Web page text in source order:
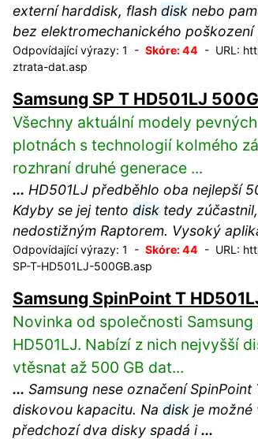
externí harddisk, flash disknebo
bez elektromechanického
Odpovídající výrazy: 1 - Skóre: 44 - URL:
ztrata-dat.asp
Samsung SP T HD501LJ
Všechny aktuální modely pevných
plotnách s technologií kolmého
rozhraní druhé generace ...
... HD501LJ předběhlo oba nejlepší
Kdyby se jej tento disktedy
nedostižným Raptorem. Vysoký
Odpovídající výrazy: 1 - Skóre: 44 - URL:
SP-T-HD501LJ-500GB.asp
Samsung SpinPoint T
Novinka od společnosti
HD501LJ. Nabízí z nich nejvyšší
vtěsnat až 500 GB dat...
... Samsung nese označení
diskovou kapacitu. Na diskje možné
předchozí dva disky spadá i...